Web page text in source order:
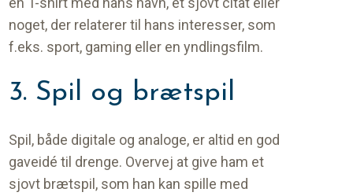
noget, der relaterer til hans interesser, som
f.eks. sport, gaming eller en yndlingsfilm.
3. Spil og brætspil
Spil, både digitale og analoge, er altid en god
gaveidé til drenge. Overvej at give ham et
sjovt brætspil, som han kan spille med